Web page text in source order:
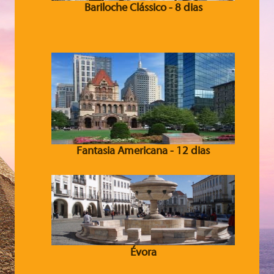
Bariloche Clássico - 8 dias
Fantasia Americana - 12 dias
Évora